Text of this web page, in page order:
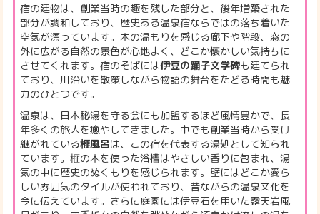
宿の建物は、創業当時の趣を残した部分と、後年増築された
部分が調和しており、歴史ある温泉宿ならではの落ち着いた
空気が漂っています。木の温もりを感じる廊下や階段、窓の
外に広がる自然の景色が心地よく、どこか懐かしい気持ちに
させてくれます。宿のそばには伊豆の踊子文学碑も建てられ
ており、川沿いを散策しながら物語の舞台をたどる時間も魅
力のひとつです。
温泉は、日本秘湯を守る会にも加盟するほど風情豊かで、長
年多くの旅人を癒やしてきました。中でも創業当時から受け
継がれている榧風呂は、この宿を代表する湯処として知られ
ています。榧の木を使った浴槽はやさしい香りに包まれ、湯
気の中に歴史のぬくもりを感じられます。壁にはどこか愛ら
しい雰囲気のタイルが使われており、昔ながらの温泉文化を
今に伝えています。さらに庭園には伊豆石を用いた露天岩風